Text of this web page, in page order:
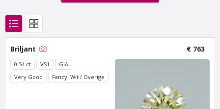
Van Amstel Bosbaan
€ 500
Buitenveldert
Briljant € 763
0.54 ct VS1
GIA
Very Good
Fancy: Wit / Overige